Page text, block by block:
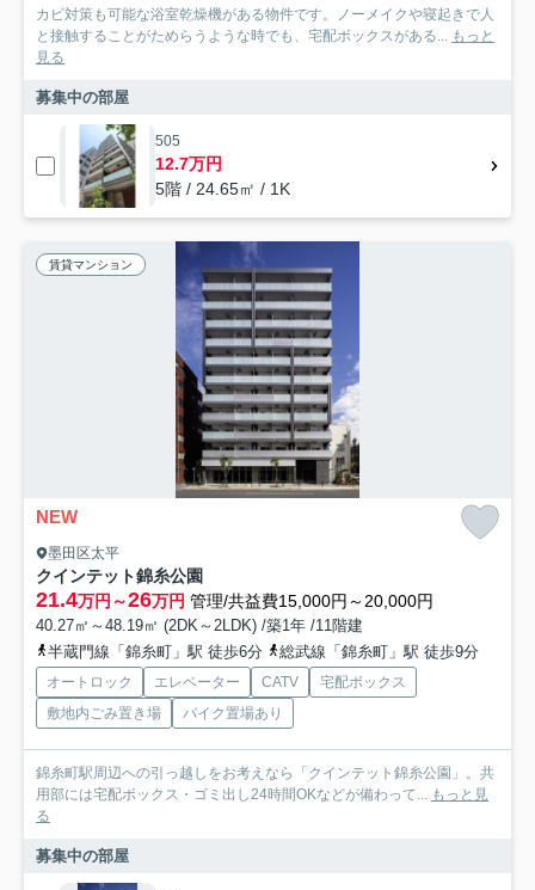
カビ対策も可能な浴室乾燥機がある物件です。ノーメイクや寝起きで人
と接触することがためらうような時でも、宅配ボックスがある... もっと
見る
募集中の部屋
505
12.7万円
5階 / 24.65㎡ / 1K
賃貸マンション
NEW
墨田区太平
クインテット錦糸公園
21.4万円～26万円 管理/共益費15,000円～20,000円
40.27㎡～48.19㎡ (2DK～2LDK) /築1年 /11階建
半蔵門線「錦糸町」駅 徒歩6分
総武線「錦糸町」駅 徒歩9分
オートロック エレベーター CATV
宅配ボックス
敷地内ごみ置き場
バイク置場あり
錦糸町駅周辺への引っ越しをお考えなら「クインテット錦糸公園」。共
用部には宅配ボックス・ゴミ出し24時間OKなどが備わって... もっと見
る
募集中の部屋